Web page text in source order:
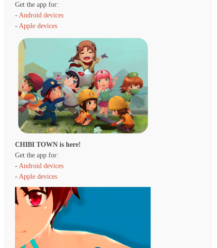
Get the app for:
- Android devices
- Apple devices
CHIBI TOWN is here!
Get the app for:
- Android devices
- Apple devices